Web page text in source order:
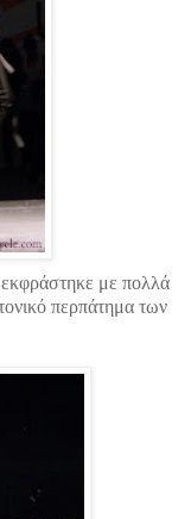
με πολλά
περπάτημα των